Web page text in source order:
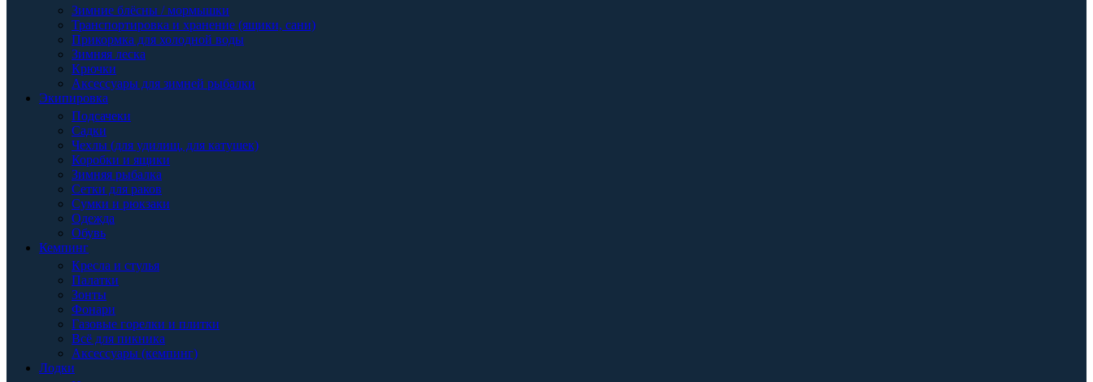
Зимние блёсны / мормышки
Транспортировка и хранение (ящики, сани)
Прикормка для холодной воды
Зимняя леска
Крючки
Аксессуары для зимней рыбалки
Экипировка
Подсачеки
Садки
Чехлы (для удилищ, для катушек)
Коробки и ящики
Зимняя рыбалка
Сетки для раков
Сумки и рюкзаки
Одежда
Обувь
Кемпинг
Кресла и стулья
Палатки
Зонты
Фонари
Газовые горелки и плитки
Всё для пикника
Аксессуары (кемпинг)
Лодки